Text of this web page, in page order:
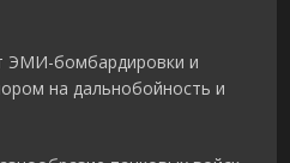
ЭМИ-бомбардировки и
на дальнобойность и